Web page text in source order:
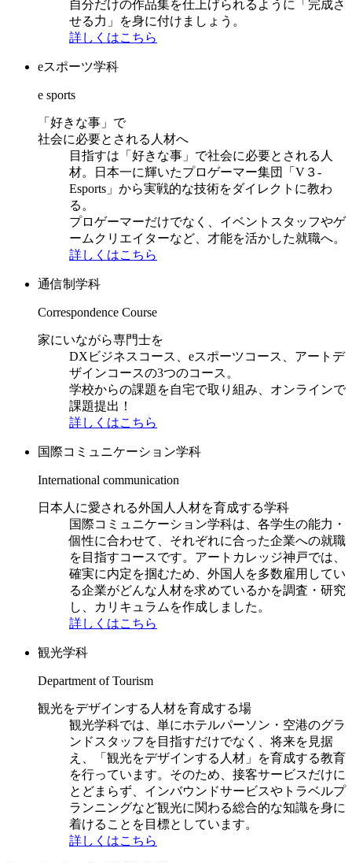
自分だけの作品集を仕上げられるように「完成さ
せる力」を身に付けましょう。
詳しくはこちら
eスポーツ学科
e sports
「好きな事」で
社会に必要とされる人材へ
目指すは「好きな事」で社会に必要とされる人
材。日本一に輝いたプロゲーマー集団「V３-
Esports」から実戦的な技術をダイレクトに教わ
る。
プロゲーマーだけでなく、イベントスタッフやゲ
ームクリエイターなど、才能を活かした就職へ。
詳しくはこちら
通信制学科
Correspondence Course
家にいながら専門士を
DXビジネスコース、eスポーツコース、アートデ
ザインコースの3つのコース。
学校からの課題を自宅で取り組み、オンラインで
課題提出！
詳しくはこちら
国際コミュニケーション学科
International communication
日本人に愛される外国人人材を育成する学科
国際コミュニケーション学科は、各学生の能力・
個性に合わせて、それぞれに合った企業への就職
を目指すコースです。アートカレッジ神戸では、
確実に内定を掴むため、外国人を多数雇用してい
る企業がどんな人材を求めているかを調査・研究
し、カリキュラムを作成しました。
詳しくはこちら
観光学科
Department of Tourism
観光をデザインする人材を育成する場
観光学科では、単にホテルパーソン・空港のグラ
ンドスタッフを目指すだけでなく、将来を見据
え、「観光をデザインする人材」を育成する教育
を行っています。そのため、接客サービスだけに
とどまらず、インバウンドサービスやトラベルプ
ランニングなど観光に関わる総合的な知識を身に
着けることを目標としています。
詳しくはこちら